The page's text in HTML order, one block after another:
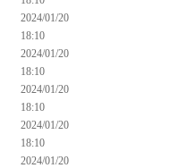
2024/01/20
18:10
2024/01/20
18:10
2024/01/20
18:10
2024/01/20
18:10
2024/01/20